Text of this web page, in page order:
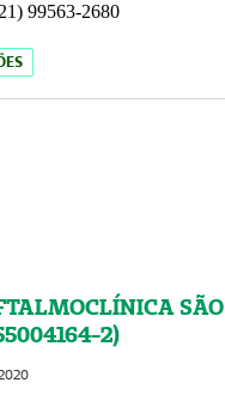
99563-2680
SÃO
2)